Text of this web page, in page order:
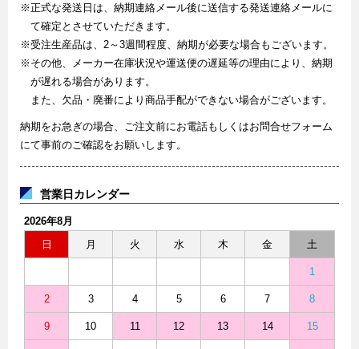
※正式な発送日は、納期連絡メール後に送信する発送連絡メールに
て確定とさせていただきます。
※受注生産品は、2～3週間程度、納期が必要な場合もございます。
※その他、メーカー在庫状況や運送便の遅延等の理由により、納期
が遅れる場合があります。
また、欠品・廃番により商品手配ができない場合がございます。
納期をお急ぎの場合、ご注文前にお電話もしくはお問合せフォーム
にて事前のご確認をお願いします。
営業日カレンダー
2026年8月
日
月 火 水 木 金 土
1
2 3 4 5 6 7 8
9 10 11 12 13 14 15